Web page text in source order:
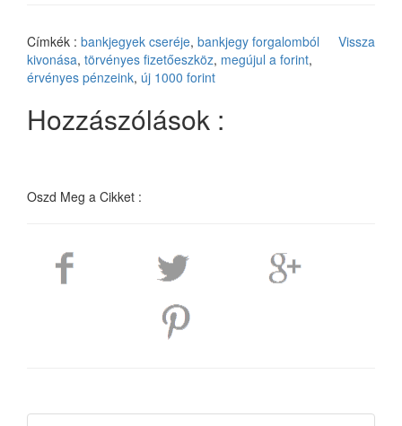
Vissza
Címkék : bankjegyek cseréje, bankjegy forgalomból
kivonása, törvényes fizetőeszköz, megújul a forint,
érvényes pénzeink, új 1000 forint
Hozzászólások :
Oszd Meg a Cikket :